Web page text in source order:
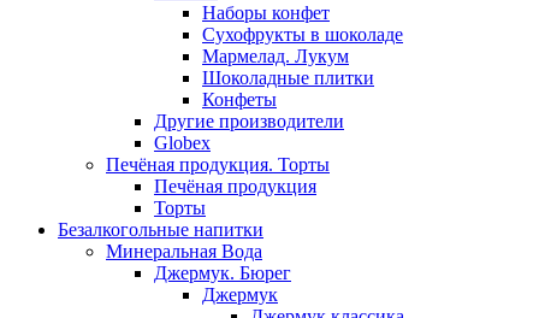
Наборы конфет
Сухофрукты в шоколаде
Мармелад. Лукум
Шоколадные плитки
Конфеты
Другие производители
Globex
Печёная продукция. Торты
Печёная продукция
Торты
Безалкогольные напитки
Минеральная Вода
Джермук. Бюрег
Джермук